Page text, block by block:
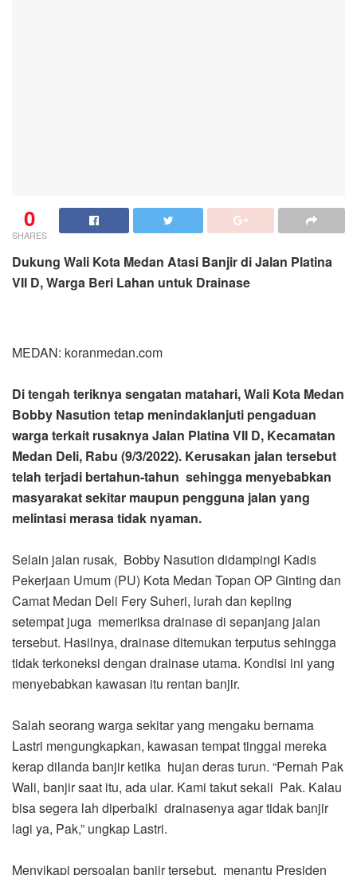
0
SHARES
Dukung Wali Kota Medan Atasi Banjir di Jalan Platina
VII D, Warga Beri Lahan untuk Drainase
MEDAN: koranmedan.com
Di tengah teriknya sengatan matahari, Wali Kota Medan
Bobby Nasution tetap menindaklanjuti pengaduan
warga terkait rusaknya Jalan Platina VII D, Kecamatan
Medan Deli, Rabu (9/3/2022). Kerusakan jalan tersebut
telah terjadi bertahun-tahun sehingga menyebabkan
masyarakat sekitar maupun pengguna jalan yang
melintasi merasa tidak nyaman.
Selain jalan rusak, Bobby Nasution didampingi Kadis
Pekerjaan Umum (PU) Kota Medan Topan OP Ginting dan
Camat Medan Deli Fery Suheri, lurah dan kepling
setempat juga memeriksa drainase di sepanjang jalan
tersebut. Hasilnya, drainase ditemukan terputus sehingga
tidak terkoneksi dengan drainase utama. Kondisi ini yang
menyebabkan kawasan itu rentan banjir.
Salah seorang warga sekitar yang mengaku bernama
Lastri mengungkapkan, kawasan tempat tinggal mereka
kerap dilanda banjir ketika hujan deras turun. “Pernah Pak
Wali, banjir saat itu, ada ular. Kami takut sekali Pak. Kalau
bisa segera lah diperbaiki drainasenya agar tidak banjir
lagi ya, Pak,” ungkap Lastri.
Menyikapi persoalan banjir tersebut, menantu Presiden